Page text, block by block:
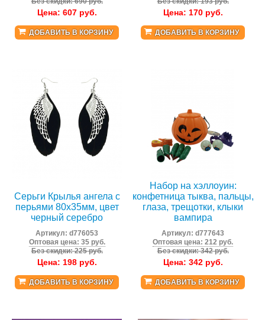
Цена: 607руб.
ДОБАВИТЬ В КОРЗИНУ
Цена: 170руб.
ДОБАВИТЬ В КОРЗИНУ
Серьги Крылья ангела с
перьями 80х35мм, цвет
черный серебро
Артикул:d776053
Оптовая цена: 35 руб.
Без скидки: 225 руб.
Цена: 198руб.
ДОБАВИТЬ В КОРЗИНУ
Набор на хэллоуин:
конфетница тыква, пальцы,
глаза, трещотки, клыки
вампира
Артикул:d777643
Оптовая цена: 212 руб.
Без скидки: 342 руб.
Цена: 342руб.
ДОБАВИТЬ В КОРЗИНУ